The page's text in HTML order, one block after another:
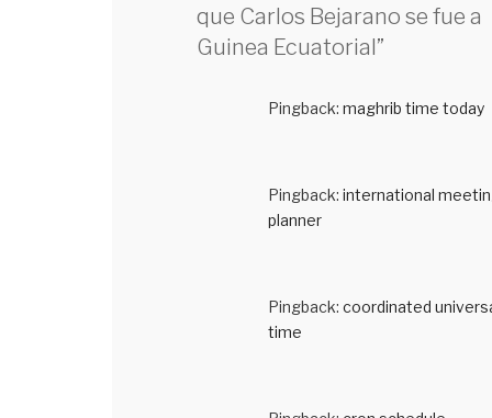
que Carlos Bejarano se fue a
Guinea Ecuatorial”
Pingback: maghrib time today
Pingback: international
planner
Pingback: coordinated
time